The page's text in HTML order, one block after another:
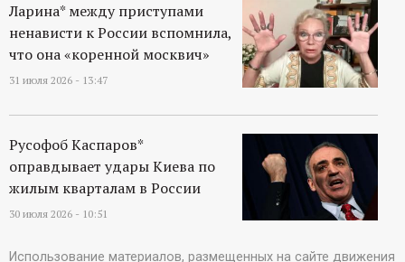
Ларина* между приступами
ненависти к России вспомнила,
что она «коренной москвич»
31 июля 2026 - 13:47
Русофоб Каспаров*
оправдывает удары Киева по
жилым кварталам в России
30 июля 2026 - 10:51
Использование материалов, размещенных на сайте движения